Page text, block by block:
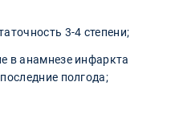
3-4 степени;
в анамнезе инфаркта
полгода;